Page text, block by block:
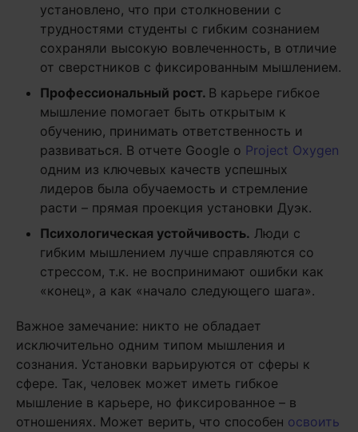
установлено, что при столкновении с
трудностями студенты с гибким сознанием
сохраняли высокую вовлеченность, в отличие
от сверстников с фиксированным мышлением.
Профессиональный рост. В карьере гибкое
мышление помогает быть открытым к
обучению, принимать ответственность и
развиваться. В отчете Google о Project Oxygen
одним из ключевых качеств успешных
лидеров была обучаемость и стремление
расти – прямая проекция установки Дуэк.
Психологическая устойчивость. Люди с
гибким мышлением лучше справляются со
стрессом, т.к. не воспринимают ошибки как
«конец», а как «начало следующего шага».
Важное замечание: никто не обладает
исключительно одним типом мышления и
сознания. Установки варьируются от сферы к
сфере. Так, человек может иметь гибкое
мышление в карьере, но фиксированное – в
отношениях. Может верить, что способен освоить